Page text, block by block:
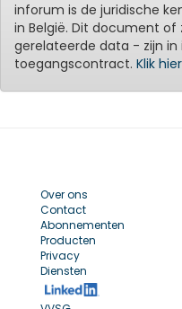
inforum is de juridische
in België. Dit document of
gerelateerde data - zijn
toegangscontract. Klik
Over ons
Contact
Abonnementen
Producten
Privacy
Diensten